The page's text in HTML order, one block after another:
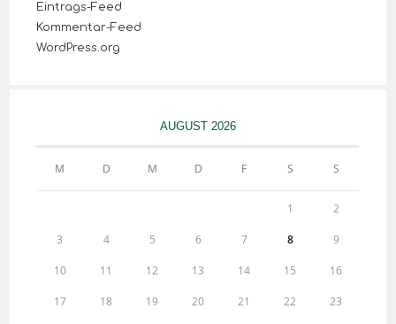
Eintrags-Feed
Kommentar-Feed
WordPress.org
AUGUST 2026
M D M D F S S
1 2
3 4 5 6 7 8 9
10 11 12 13 14 15 16
17 18 19 20 21 22 23